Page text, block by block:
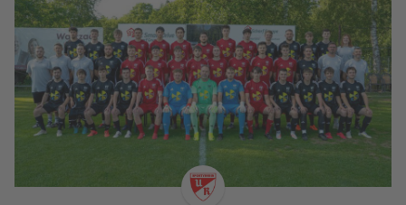
ERGEBNISSE & WETTBEWERBE
NEUIGKEITEN
SPIELBETRIEB & VERBANDSLEBEN